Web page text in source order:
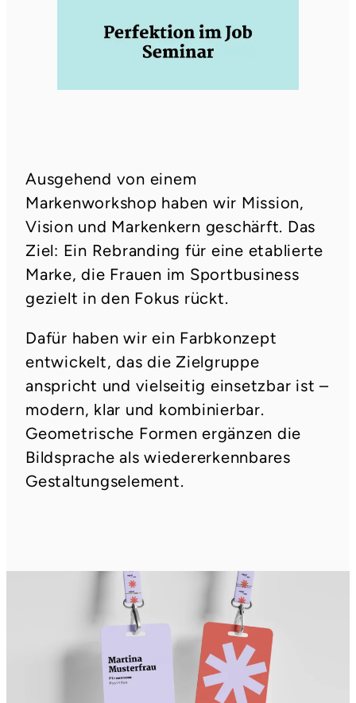
Ausgehend von einem
Markenworkshop haben wir Mission,
Vision und Markenkern geschärft. Das
Ziel: Ein Rebranding für eine etablierte
Marke, die Frauen im Sportbusiness
gezielt in den Fokus rückt.
Dafür haben wir ein Farbkonzept
entwickelt, das die Zielgruppe
anspricht und vielseitig einsetzbar ist –
modern, klar und kombinierbar.
Geometrische Formen ergänzen die
Bildsprache als wiedererkennbares
Gestaltungselement.